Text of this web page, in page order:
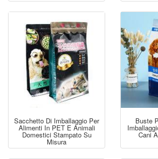
Sacchetto Di Imballaggio Per
Alimenti In PET E Animali
Domestici Stampato Su
Misura
Buste
Cani